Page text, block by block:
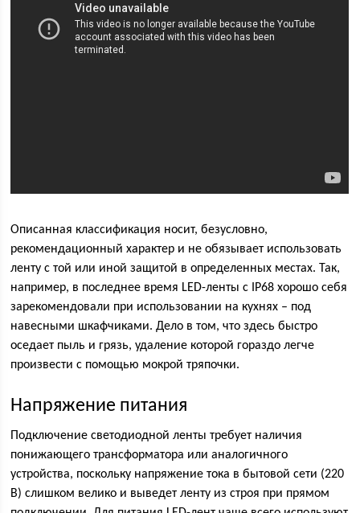
Описанная классификация носит, безусловно,
рекомендационный характер и не обязывает использовать
ленту с той или иной защитой в определенных местах. Так,
например, в последнее время LED-ленты с IP68 хорошо себя
зарекомендовали при использовании на кухнях – под
навесными шкафчиками. Дело в том, что здесь быстро
оседает пыль и грязь, удаление которой гораздо легче
произвести с помощью мокрой тряпочки.
Напряжение питания
Подключение светодиодной ленты требует наличия
понижающего трансформатора или аналогичного
устройства, поскольку напряжение тока в бытовой сети (220
В) слишком велико и выведет ленту из строя при прямом